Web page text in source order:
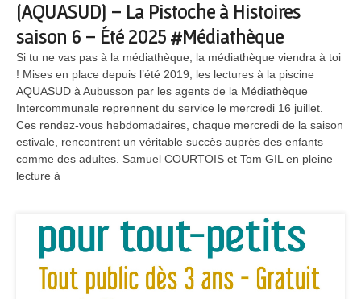
[AQUASUD] – La Pistoche à Histoires
saison 6 – Été 2025 #Médiathèque
Si tu ne vas pas à la médiathèque, la médiathèque viendra à toi
! Mises en place depuis l’été 2019, les lectures à la piscine
AQUASUD à Aubusson par les agents de la Médiathèque
Intercommunale reprennent du service le mercredi 16 juillet.
Ces rendez-vous hebdomadaires, chaque mercredi de la saison
estivale, rencontrent un véritable succès auprès des enfants
comme des adultes. Samuel COURTOIS et Tom GIL en pleine
lecture à